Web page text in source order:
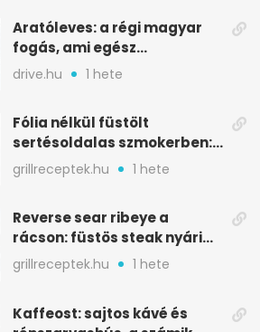
Aratóleves: a régi magyar
fogás, ami egész
csapatokat jóllakatott
drive.hu 1 hete
Fólia nélkül füstölt
sertésoldalas szmokerben:
ropogós bark, 6 óra
grillreceptek.hu 1 hete
Reverse sear ribeye a
rácson: füstös steak nyári
tökkebabbal
grillreceptek.hu 1 hete
Kaffeost: sajtos kávé és